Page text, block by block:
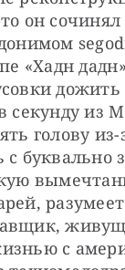
он
«Хадн
дожить
секунду из
голову
с
с